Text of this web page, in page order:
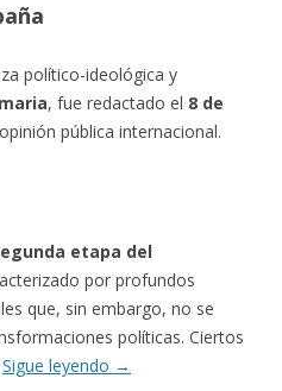
político-ideológica y
, fue redactado el 8 de
pública internacional.
etapa del
por profundos
que, sin embargo, no se
políticas. Ciertos
Sigue leyendo →